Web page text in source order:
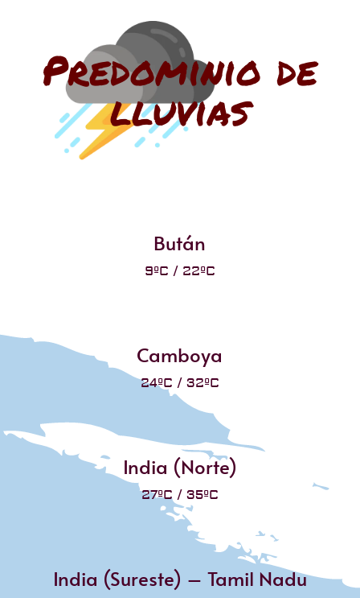
Predominio de
lluvias
Bután
9ºC / 22ºC
Camboya
24ºC / 32ºC
India (Norte)
27ºC / 35ºC
India (Sureste) – Tamil Nadu